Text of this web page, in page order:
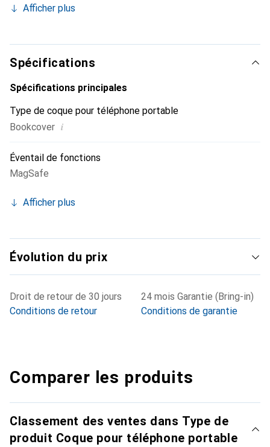
devient un accessoire chic et indispensable pour votre
produits de haute qualité, la marque Noreve est un choix
fiable pour une clientèle exigeante.
Afficher plus
Spécifications
Spécifications principales
Type de coque pour téléphone portable
Bookcover i
Éventail de fonctions
MagSafe
Afficher plus
Évolution du prix
Droit de retour de 30 jours
Conditions de retour
24 mois Garantie (Bring-in)
Conditions de garantie
Comparer les produits
Classement des ventes dans Type de
produit Coque pour téléphone portable